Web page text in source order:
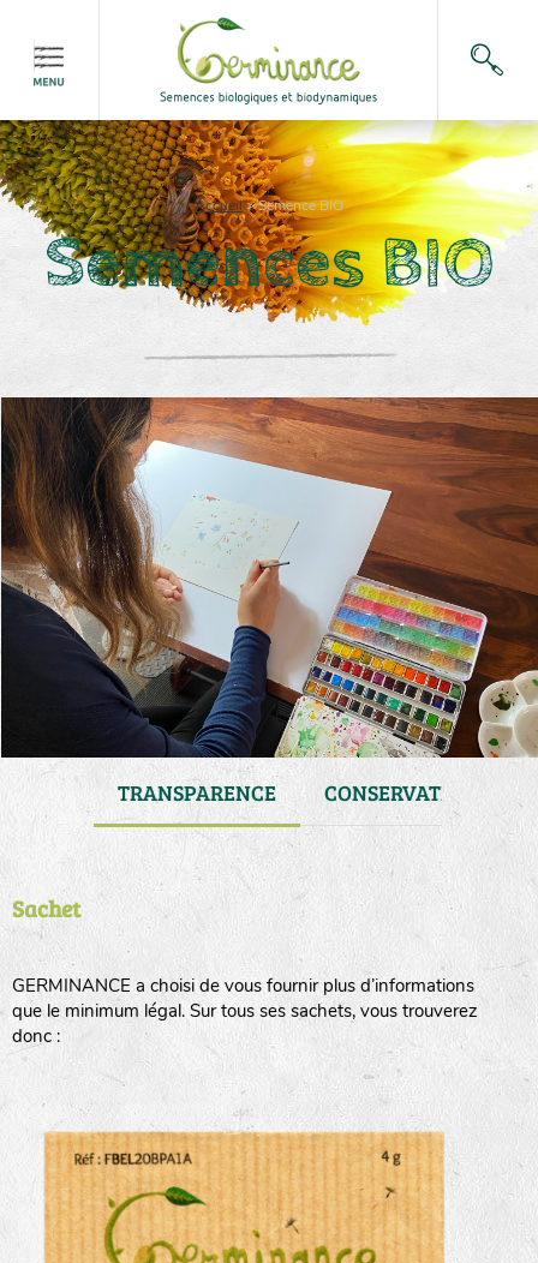
Accueil>Semence BIO
Semences BIO
TRANSPARENCE CONSERVATION
Sachet
GERMINANCE a choisi de vous fournir plus d’informations
que le minimum légal. Sur tous ses sachets, vous trouverez
donc :
haies
zone sauvage